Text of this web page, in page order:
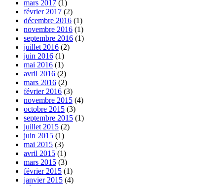
mars 2017 (1)
février 2017 (2)
décembre 2016 (1)
novembre 2016 (1)
septembre 2016 (1)
juillet 2016 (2)
juin 2016 (1)
mai 2016 (1)
avril 2016 (2)
mars 2016 (2)
février 2016 (3)
novembre 2015 (4)
octobre 2015 (3)
septembre 2015 (1)
juillet 2015 (2)
juin 2015 (1)
mai 2015 (3)
avril 2015 (1)
mars 2015 (3)
février 2015 (1)
janvier 2015 (4)